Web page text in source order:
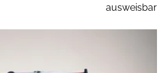
ausweisbar